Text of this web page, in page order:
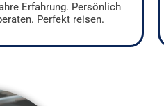
Erfahrung. Persönlich
Perfekt reisen.